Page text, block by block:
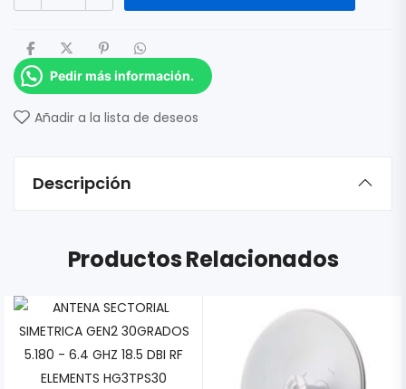
Pedir más información.
Añadir a la lista de deseos
Descripción
Productos Relacionados